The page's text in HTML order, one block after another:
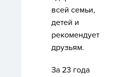
всей семьи,
детей и
рекомендует
друзьям.
За 23 года